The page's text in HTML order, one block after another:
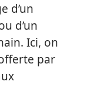
d’un
d’un
Ici, on
par